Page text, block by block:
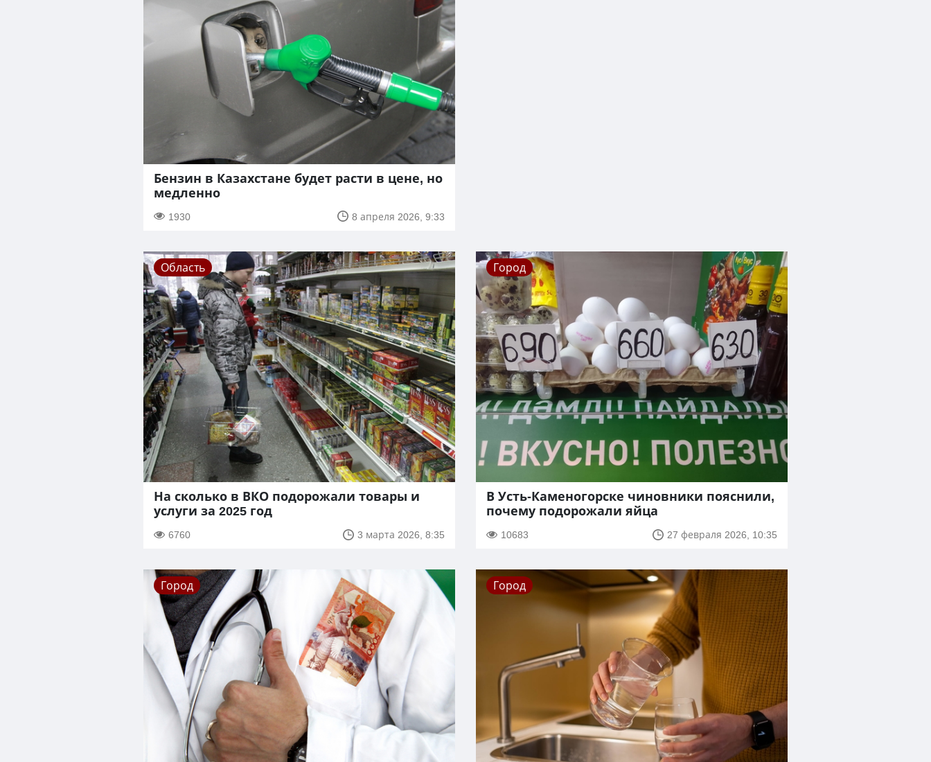
Бензин в Казахстане будет расти в цене, но
медленно
1930 8 апреля 2026, 9:33
Область
На сколько в ВКО подорожали товары и
услуги за 2025 год
6760 3 марта 2026, 8:35
Город
В Усть-Каменогорске чиновники пояснили,
почему подорожали яйца
10683 27 февраля 2026, 10:35
Город Город